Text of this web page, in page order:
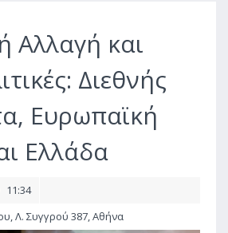
Αλλαγή και
Διεθνής
Ευρωπαϊκή
Ελλάδα
11:34
Λ. Συγγρού 387, Αθήνα